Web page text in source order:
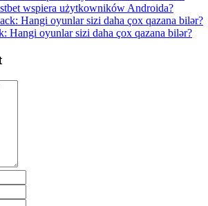
wspiera użytkowników Androida?
Hangi oyunlar sizi daha çox qazana bilər?